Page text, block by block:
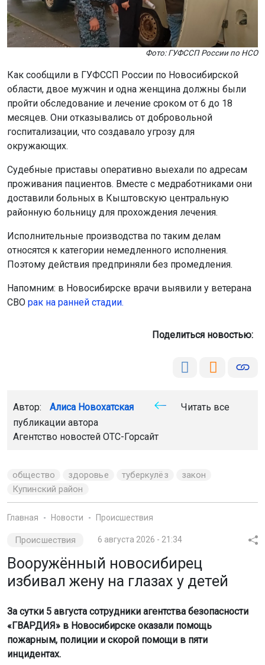
Фото: ГУФССП России по НСО
Как сообщили в ГУФССП России по Новосибирской
области, двое мужчин и одна женщина должны были
пройти обследование и лечение сроком от 6 до 18
месяцев. Они отказывались от добровольной
госпитализации, что создавало угрозу для
окружающих.
Судебные приставы оперативно выехали по адресам
проживания пациентов. Вместе с медработниками они
доставили больных в Кыштовскую центральную
районную больницу для прохождения лечения.
Исполнительные производства по таким делам
относятся к категории немедленного исполнения.
Поэтому действия предприняли без промедления.
Напомним: в Новосибирске врачи выявили у ветерана
СВО рак на ранней стадии.
Поделиться новостью:
Автор: Алиса Новохатская
Читать все
публикации автора
Агентство новостей ОТС-Горсайт
общество здоровье туберкулёз
закон
Купинский район
Главная Новости Происшествия
Происшествия 6 августа 2026 - 21:34
Вооружённый новосибирец
избивал жену на глазах у детей
За сутки 5 августа сотрудники агентства безопасности
«ГВАРДИЯ» в Новосибирске оказали помощь
пожарным, полиции и скорой помощи в пяти
инцидентах.